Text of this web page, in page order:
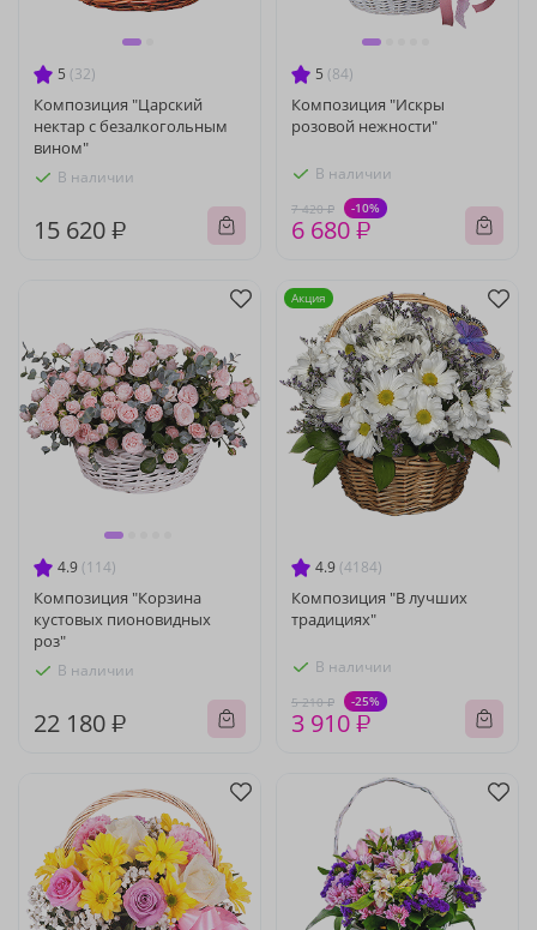
5 (32)
Композиция "Царский
нектар с безалкогольным
вином"
В наличии
15 620 ₽
5 (84)
Композиция "Искры
розовой нежности"
В наличии
7 420 ₽ -10%
6 680 ₽
4.9 (114)
Композиция "Корзина
кустовых пионовидных
роз"
В наличии
22 180 ₽
4.9 (4184)
Композиция "В лучших
традициях"
В наличии
5 210 ₽ -25%
3 910 ₽
Акция